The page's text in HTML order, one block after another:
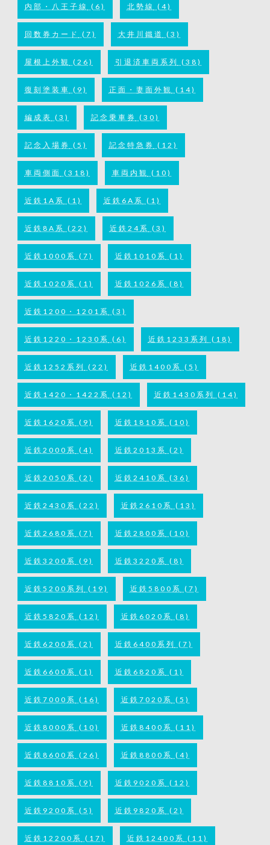
内部・八王子線 (6) 北勢線 (4)
回数券カード (7) 大井川鐵道 (3)
屋根上外観 (26) 引退済車両系列 (38)
復刻塗装車 (9) 正面・妻面外観 (14)
編成表 (3) 記念乗車券 (30)
記念入場券 (5) 記念特急券 (12)
車両側面 (318) 車両内観 (10)
近鉄1A系 (1) 近鉄6A系 (1)
近鉄8A系 (22) 近鉄24系 (3)
近鉄1000系 (7) 近鉄1010系 (1)
近鉄1020系 (1) 近鉄1026系 (8)
近鉄1200・1201系 (3)
近鉄1220・1230系 (6) 近鉄1233系列 (18)
近鉄1252系列 (22) 近鉄1400系 (5)
近鉄1420・1422系 (12) 近鉄1430系列 (14)
近鉄1620系 (9) 近鉄1810系 (10)
近鉄2000系 (4) 近鉄2013系 (2)
近鉄2050系 (2) 近鉄2410系 (36)
近鉄2430系 (22) 近鉄2610系 (13)
近鉄2680系 (7) 近鉄2800系 (10)
近鉄3200系 (9) 近鉄3220系 (8)
近鉄5200系列 (19) 近鉄5800系 (7)
近鉄5820系 (12) 近鉄6020系 (8)
近鉄6200系 (2) 近鉄6400系列 (7)
近鉄6600系 (1) 近鉄6820系 (1)
近鉄7000系 (16) 近鉄7020系 (5)
近鉄8000系 (10) 近鉄8400系 (11)
近鉄8600系 (26) 近鉄8800系 (4)
近鉄8810系 (9) 近鉄9020系 (12)
近鉄9200系 (5) 近鉄9820系 (2)
近鉄12200系 (17) 近鉄12400系 (11)